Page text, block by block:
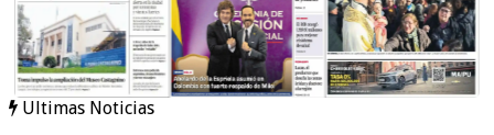
Ultimas Noticias